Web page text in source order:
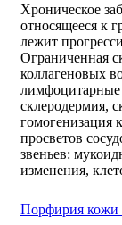
Хроническое
относящееся к
лежит
Ограниченная
коллагеновых
склеродермия,
гомогенизация
просветов
звеньев:
изменения,
Порфирия кожи